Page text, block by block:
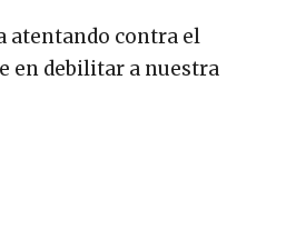
atentando contra el
en debilitar a nuestra